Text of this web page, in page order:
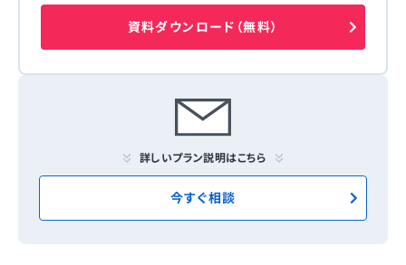
資料ダウンロード（無料）
詳しいプラン説明はこちら
今すぐ相談